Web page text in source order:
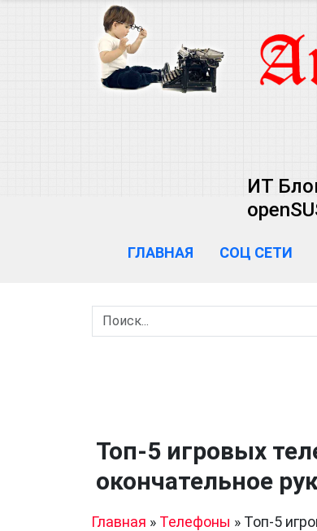
ИТ
ГЛАВНАЯ СОЦ СЕТИ
Топ-5 игровых
окончательное
Главная » Телефоны » Топ-5